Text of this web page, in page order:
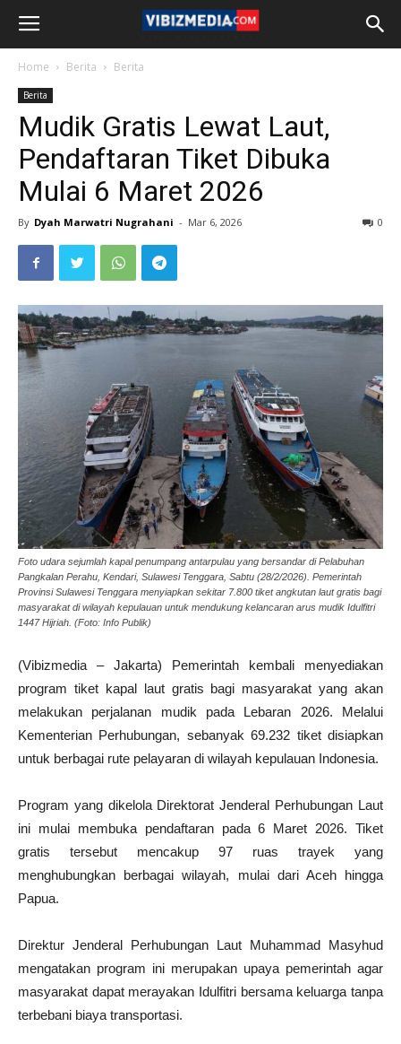
Home Berita Berita
Berita
Mudik Gratis Lewat Laut,
Pendaftaran Tiket Dibuka
Mulai 6 Maret 2026
By Dyah Marwatri Nugrahani - Mar 6, 2026 0
Foto udara sejumlah kapal penumpang antarpulau yang bersandar di Pelabuhan
Pangkalan Perahu, Kendari, Sulawesi Tenggara, Sabtu (28/2/2026). Pemerintah
Provinsi Sulawesi Tenggara menyiapkan sekitar 7.800 tiket angkutan laut gratis bagi
masyarakat di wilayah kepulauan untuk mendukung kelancaran arus mudik Idulfitri
1447 Hijriah. (Foto: Info Publik)
(Vibizmedia – Jakarta) Pemerintah kembali menyediakan
program tiket kapal laut gratis bagi masyarakat yang akan
melakukan perjalanan mudik pada Lebaran 2026. Melalui
Kementerian Perhubungan, sebanyak 69.232 tiket disiapkan
untuk berbagai rute pelayaran di wilayah kepulauan Indonesia.
Program yang dikelola Direktorat Jenderal Perhubungan Laut
ini mulai membuka pendaftaran pada 6 Maret 2026. Tiket
gratis tersebut mencakup 97 ruas trayek yang
menghubungkan berbagai wilayah, mulai dari Aceh hingga
Papua.
Direktur Jenderal Perhubungan Laut Muhammad Masyhud
mengatakan program ini merupakan upaya pemerintah agar
masyarakat dapat merayakan Idulfitri bersama keluarga tanpa
terbebani biaya transportasi.